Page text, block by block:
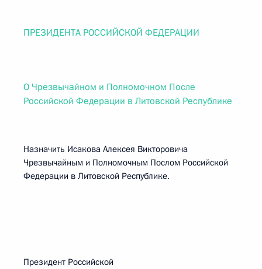
ПРЕЗИДЕНТА РОССИЙСКОЙ ФЕДЕРАЦИИ
О Чрезвычайном и Полномочном После
Российской Федерации в Литовской Республике
Назначить Исакова Алексея Викторовича
Чрезвычайным и Полномочным Послом Российской
Федерации в Литовской Республике.
Президент Российской